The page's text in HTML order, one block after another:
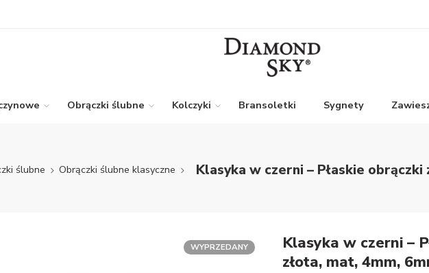
Obrączki ślubne Kolczyki Bransoletki Sygnety
ślubne Obrączki ślubne klasyczne Klasyka w czerni – Płaskie
WYPRZEDANY
Klasyka w czerni –
złota, mat, 4mm,